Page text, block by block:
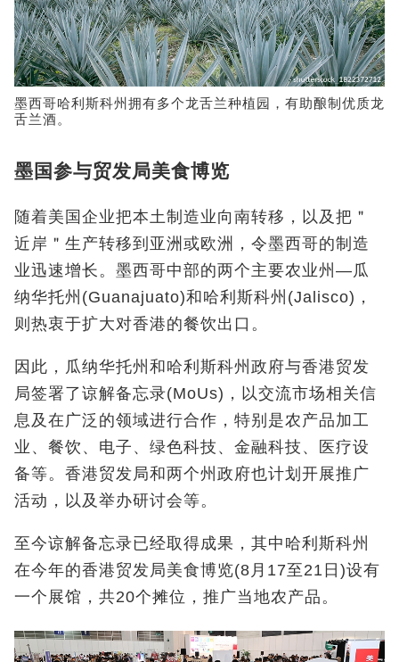
墨西哥哈利斯科州拥有多个龙舌兰种植园，有助酿制优质龙
舌兰酒。
墨国参与贸发局美食博览
随着美国企业把本土制造业向南转移，以及把＂
近岸＂生产转移到亚洲或欧洲，令墨西哥的制造
业迅速增长。墨西哥中部的两个主要农业州—瓜
纳华托州 (Guanajuato)和哈利斯科州 (Jalisco) ，
则热衷于扩大对香港的餐饮出口。
因此，瓜纳华托州和哈利斯科州政府与香港贸发
局签署了谅解备忘录(MoUs) ，以交流市场相关信
息及在广泛的领域进行合作，特别是农产品加工
业、餐饮、电子、绿色科技、金融科技、医疗设
备等。香港贸发局和两个州政府也计划开展推广
活动，以及举办研讨会等。
至今谅解备忘录已经取得成果，其中哈利斯科州
在今年的香港贸发局美食博览(8 月 17至21 日 )设有
一个展馆，共20个摊位，推广当地农产品。